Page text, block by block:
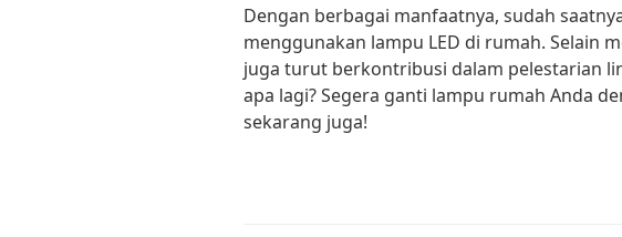
Dengan berbagai manfaatnya, sudah
menggunakan lampu LED di rumah. Selain
juga turut berkontribusi dalam pelestarian
apa lagi? Segera ganti lampu rumah Anda
sekarang juga!